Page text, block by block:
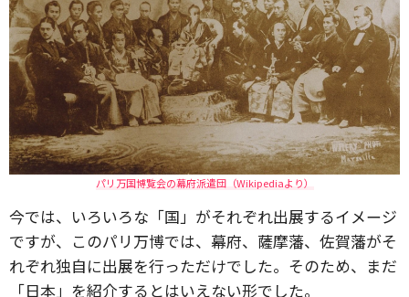
パリ万国博覧会の幕府派遣団（Wikipediaより）
今では、いろいろな「国」がそれぞれ出展するイメージ
ですが、このパリ万博では、幕府、薩摩藩、佐賀藩がそ
れぞれ独自に出展を行っただけでした。そのため、まだ
「日本」を紹介するとはいえない形でした。